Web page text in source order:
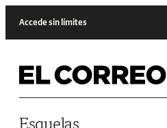
Accede sin límites
Esquelas